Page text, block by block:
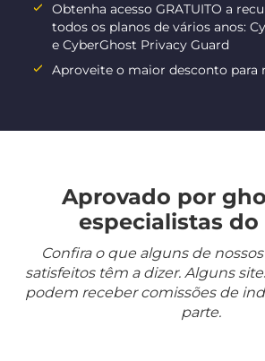
Obtenha acesso GRATUITO a
todos os planos de vários anos:
e CyberGhost Privacy Guard
Aproveite o maior desconto para
Aprovado por
especialistas do
Confira o que alguns de
satisfeitos têm a dizer. Alguns
podem receber comissões de
parte.